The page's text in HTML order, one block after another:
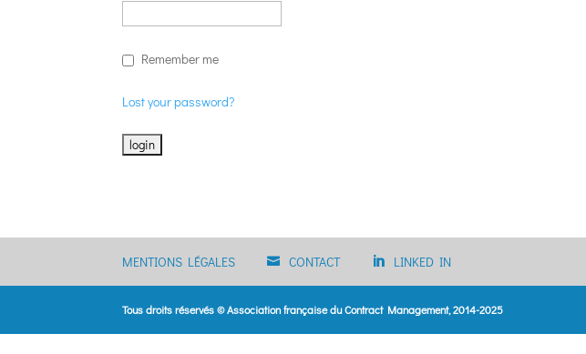
Remember me
Lost your password?
MENTIONS LÉGALES CONTACT LINKED IN
Tous droits réservés © Association française du Contract Management, 2014-2025